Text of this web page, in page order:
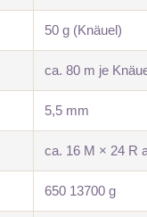
50 g (Knäuel)
ca. 80 m je
5,5 mm
ca. 16 M × 24 R
650 13700 g